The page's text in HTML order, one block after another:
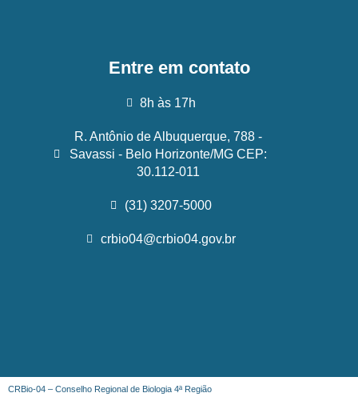
Entre em contato
8h às 17h
R. Antônio de Albuquerque, 788 -
Savassi - Belo Horizonte/MG CEP:
30.112-011
(31) 3207-5000
crbio04@crbio04.gov.br
CRBio-04 – Conselho Regional de Biologia 4ª Região